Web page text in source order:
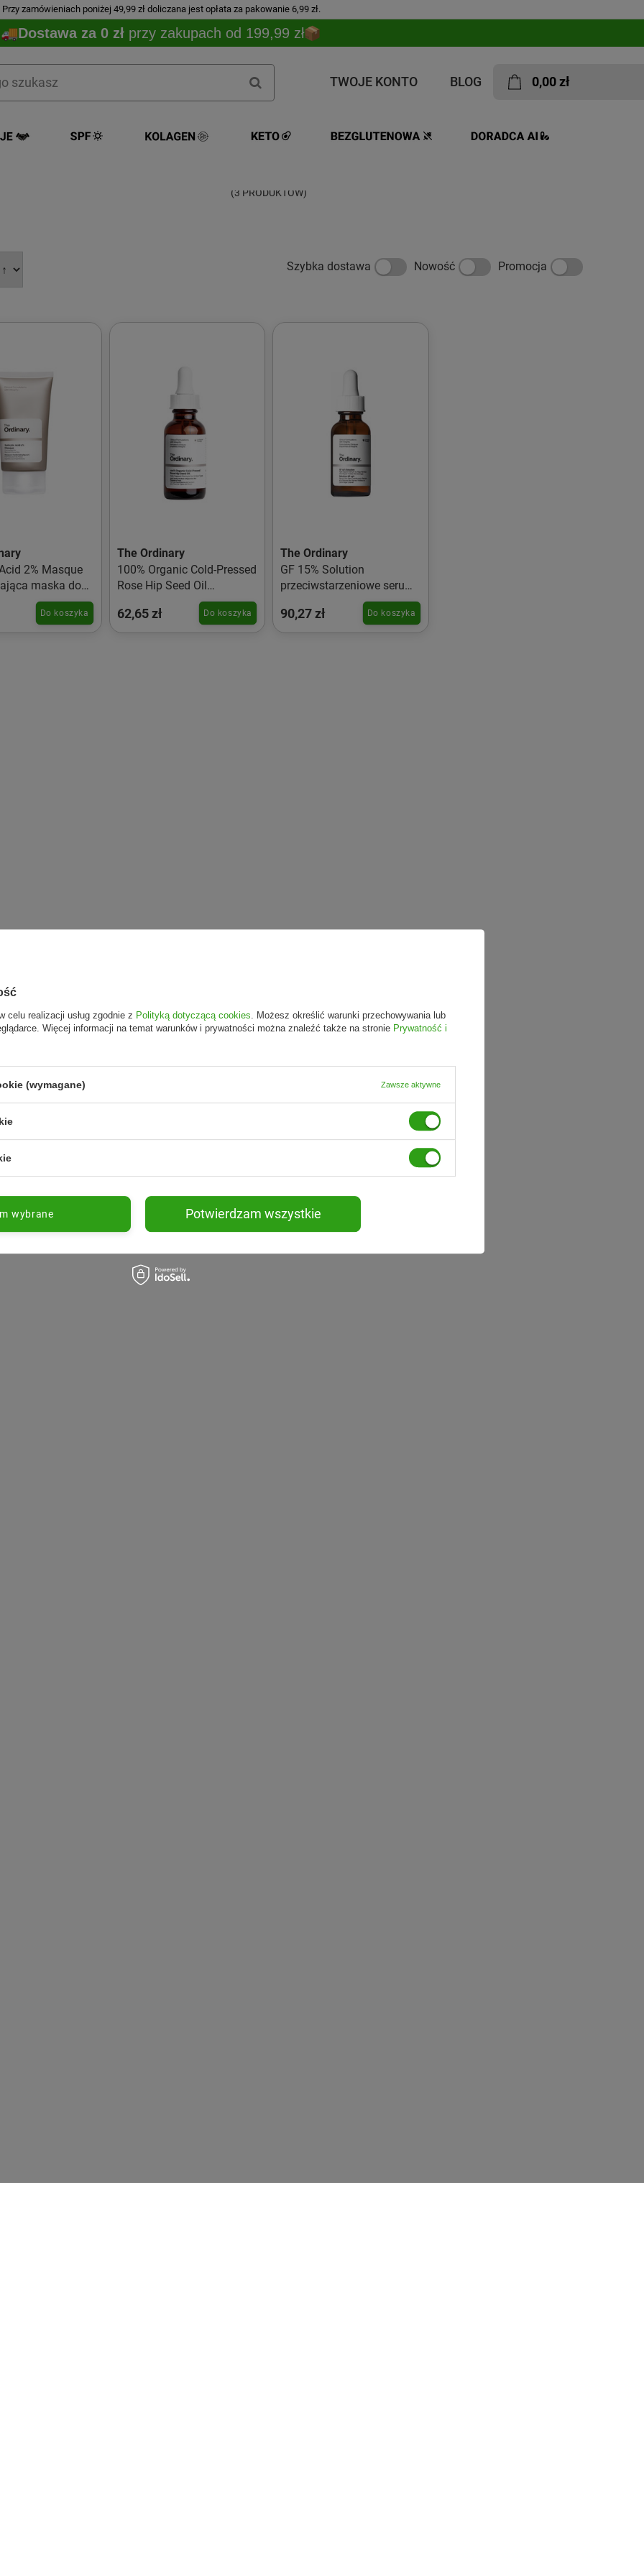
Przy zamówieniach poniżej 49,99 zł doliczana jest opłata za pakowanie 6,99 zł.
Dostawa za 0 zł przy zakupach od 199,99 zł
TWOJE KONTO BLOG 0,00 zł
(3 PRODUKTÓW)
Szybka dostawa Nowość Promocja
2% Masque
maska do
2% 50mlDo koszyka
The Ordinary
100% Organic Cold-Pressed
Rose Hip Seed Oil
zimnotłoczony organiczny
olej z dzikiej róży 30ml
62,65 zł Do koszyka
The Ordinary
GF 15% Solution
przeciwstarzeniowe serum
90,27 zł Do koszyka
celu realizacji usług zgodnie z Polityką dotyczącą cookies . Możesz określić warunki przechowywania lub
Więcej informacji na temat warunków i prywatności można znaleźć także na stronie Prywatność i
(wymagane) Zawsze aktywne
wybrane Potwierdzam wszystkie